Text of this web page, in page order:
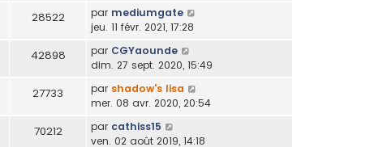
28522 par mediumgate
jeu. 11 févr. 2021, 17:28
42898 par CGYaounde
dim. 27 sept. 2020, 15:49
27733 par shadow's lisa
mer. 08 avr. 2020, 20:54
70212 par cathiss15
ven. 02 août 2019, 14:18